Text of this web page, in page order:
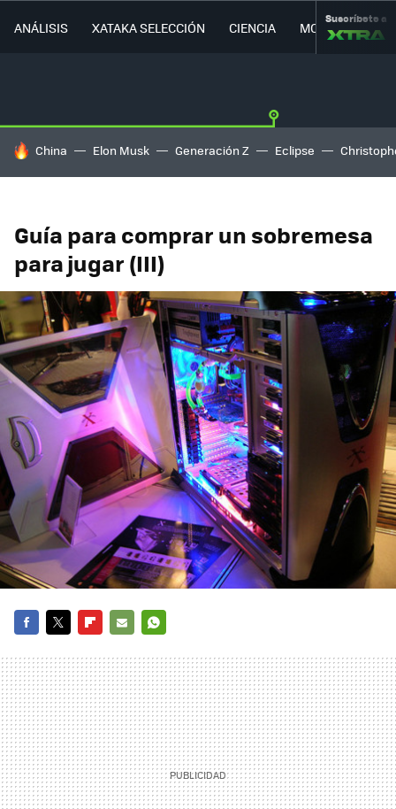
ANÁLISIS XATAKA SELECCIÓN CIENCIA MOVILIDAD
Suscríbete a
HOY SE HABLA DE
China Elon Musk Generación Z Eclipse
Guía para comprar un sobremesa
para jugar (III)
MAIL